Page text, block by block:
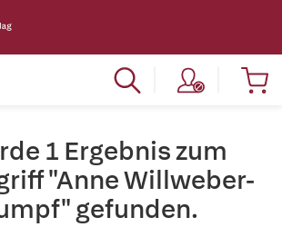
1 Ergebnis zum
"Anne Willweber-
gefunden.